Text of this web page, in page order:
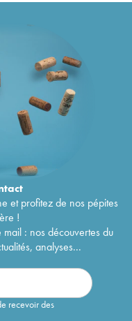
et profitez de nos pépites
!
: nos découvertes du
analyses...
recevoir des